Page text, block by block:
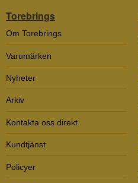
Torebrings
Om Torebrings
Varumärken
Nyheter
Arkiv
Kontakta oss direkt
Kundtjänst
Policyer